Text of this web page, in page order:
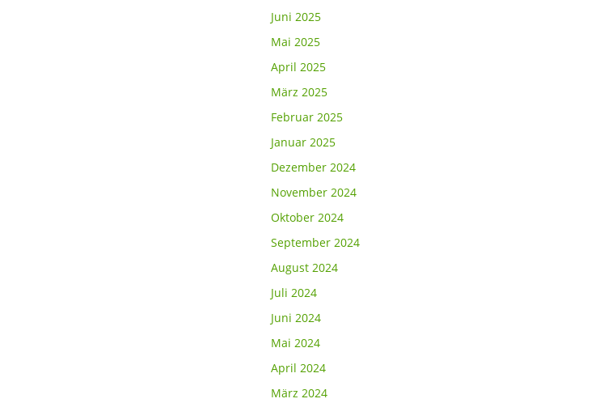
Juni 2025
Mai 2025
April 2025
März 2025
Februar 2025
Januar 2025
Dezember 2024
November 2024
Oktober 2024
September 2024
August 2024
Juli 2024
Juni 2024
Mai 2024
April 2024
März 2024